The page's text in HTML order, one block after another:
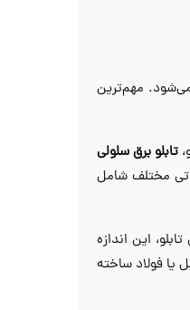
می‌شود. مهم‌ترین
تابلو برق سلولی
مختلف شامل
به نحوه چینش تابلو، این اندازه
یا فولاد ساخته